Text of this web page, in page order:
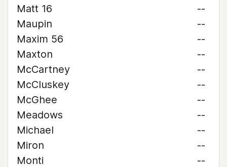
Matt 16
--
Maupin
--
Maxim 56
--
Maxton
--
McCartney
--
McCluskey
--
McGhee
--
Meadows
--
Michael
--
Miron
--
Monti
--